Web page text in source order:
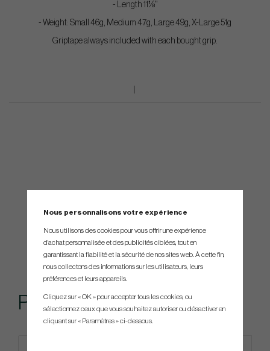
- Length 11⅛"
- Weight: Small 46g, Medium 47g, Large 49g, X-Large 51g
Griptape always included with each bought grip.
Produits similaires
Nous personnalisons votre expérience
Nous utilisons des cookies pour vous offrir une expérience
d'achat personnalisée et des publicités ciblées, tout en
garantissant la fiabilité et la sécurité de nos sites web. À cette fin,
nous collectons des informations sur les utilisateurs, leurs
préférences et leurs appareils.
Cliquez sur « OK » pour accepter tous les cookies, ou
sélectionnez ceux que vous souhaitez autoriser ou désactiver en
cliquant sur « Paramètres » ci-dessous.